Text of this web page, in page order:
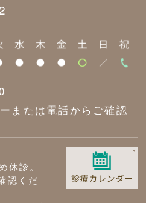
または電話からご確認
休診。
認くだ